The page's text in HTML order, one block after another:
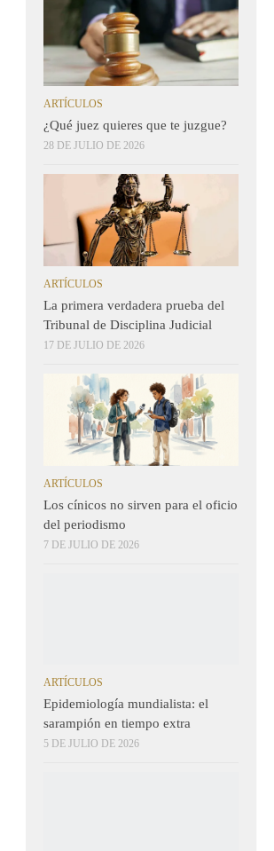
ARTÍCULOS
¿Qué juez quieres que te juzgue?
28 DE JULIO DE 2026
ARTÍCULOS
La primera verdadera prueba del
Tribunal de Disciplina Judicial
17 DE JULIO DE 2026
ARTÍCULOS
Los cínicos no sirven para el oficio
del periodismo
7 DE JULIO DE 2026
ARTÍCULOS
Epidemiología mundialista: el
sarampión en tiempo extra
5 DE JULIO DE 2026